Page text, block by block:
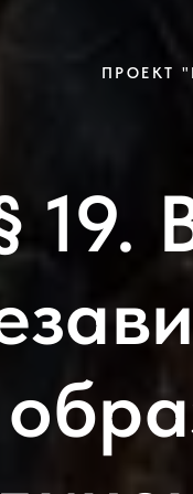
ПРОЕКТ
19.